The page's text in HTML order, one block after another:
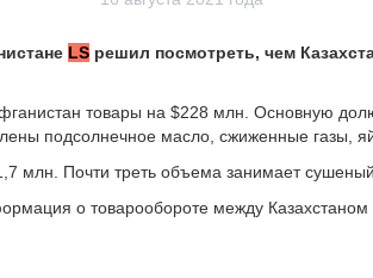
LS решил посмотреть, чем
товары на $228 млн. Основную
подсолнечное масло, сжиженные газы,
млн. Почти треть объема занимает сушеный
о товарообороте между Казахстаном